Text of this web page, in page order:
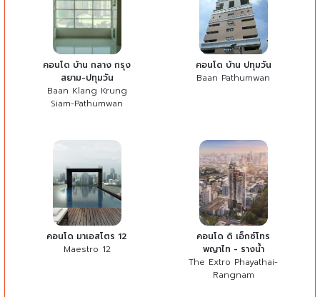
คอนโด บ้าน กลาง กรุง
สยาม-ปทุมวัน
Baan Klang Krung
Siam-Pathumwan
คอนโด บ้าน ปทุมวัน
Baan Pathumwan
คอนโด มาเอสโตร 12
Maestro 12
คอนโด ดิ เอ็กซ์โทร
พญาไท - รางน้ำ
The Extro Phayathai-
Rangnam